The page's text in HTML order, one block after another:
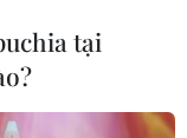
tại